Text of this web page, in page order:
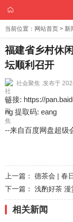
当前位置： 网站首页 > 新
福建省乡村休
坛顺利召开
社会聚焦 .发布于
链接: https://
ng 提取码: eang
--来自百度网盘超级
上一篇： 德茶会 | 春
下一篇： 浅酌好茶
相关新闻